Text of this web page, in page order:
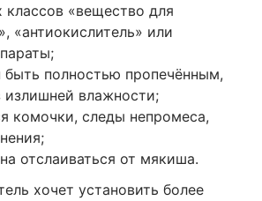
«вещество для
«антиокислитель» или
полностью пропечённым,
излишней влажности;
комочки, следы непромеса,
отслаиваться от мякиша.
хочет установить более